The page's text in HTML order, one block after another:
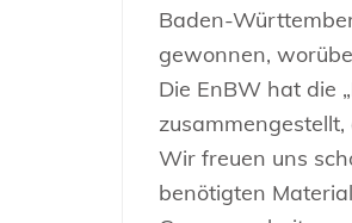
Baden-
gewonnen,
Die EnBW hat die
Wir freuen uns
benötigten